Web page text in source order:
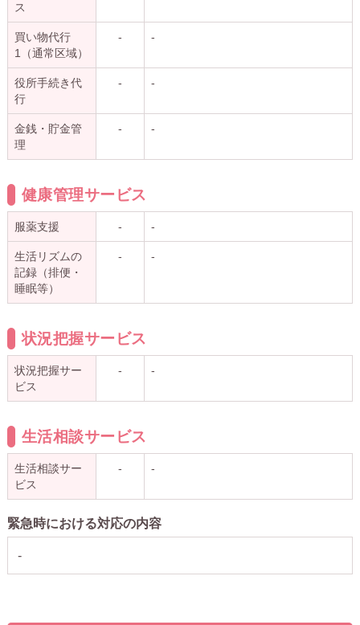
ス
買い物代行
1（通常区域）
- -
役所手続き代
行
- -
金銭・貯金管
理
- -
健康管理サービス
服薬支援 - -
生活リズムの
記録（排便・
睡眠等）
- -
状況把握サービス
状況把握サー
ビス
- -
生活相談サービス
生活相談サー
ビス
- -
緊急時における対応の内容
-